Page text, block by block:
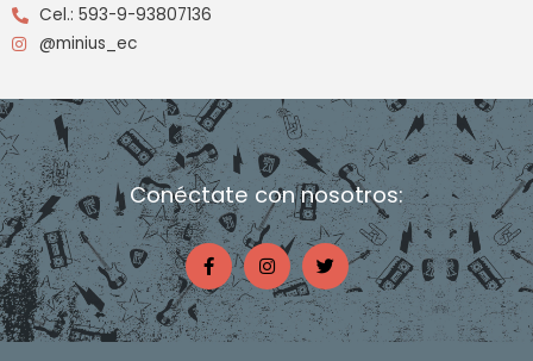
Cel.: 593-9-93807136
@minius_ec
Conéctate con nosotros:
F
a
c
e
b
o
o
I
n
s
t
a
g
r
T
w
i
t
t
e